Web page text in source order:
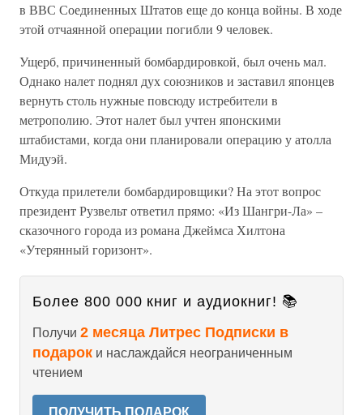
в ВВС Соединенных Штатов еще до конца войны. В ходе
этой отчаянной операции погибли 9 человек.
Ущерб, причиненный бомбардировкой, был очень мал.
Однако налет поднял дух союзников и заставил японцев
вернуть столь нужные повсюду истребители в
метрополию. Этот налет был учтен японскими
штабистами, когда они планировали операцию у атолла
Мидуэй.
Откуда прилетели бомбардировщики? На этот вопрос
президент Рузвельт ответил прямо: «Из Шангри-Ла» –
сказочного города из романа Джеймса Хилтона
«Утерянный горизонт».
Более 800 000 книг и аудиокниг! 📚
Получи 2 месяца Литрес Подписки в
подарок и наслаждайся неограниченным
чтением
ПОЛУЧИТЬ ПОДАРОК